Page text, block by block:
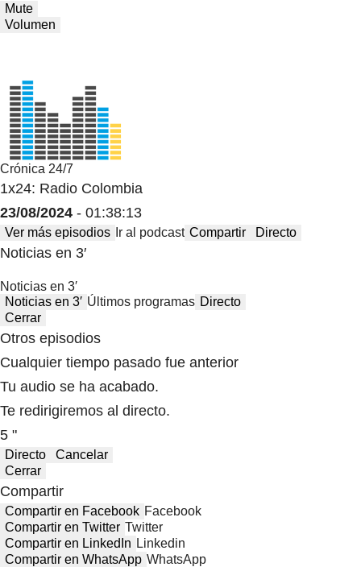
Mute
Volumen
Crónica 24/7
1x24: Radio Colombia
23/08/2024 - 01:38:13
Ver más episodios Ir al podcast Compartir Directo
Noticias en 3′
Noticias en 3′
Noticias en 3′ Últimos programas Directo
Cerrar
Otros episodios
Cualquier tiempo pasado fue anterior
Tu audio se ha acabado.
Te redirigiremos al directo.
5 "
Directo
Cancelar
Cerrar
Compartir
Compartir en Facebook Facebook
Compartir en Twitter Twitter
Compartir en LinkedIn Linkedin
Compartir en WhatsApp WhatsApp